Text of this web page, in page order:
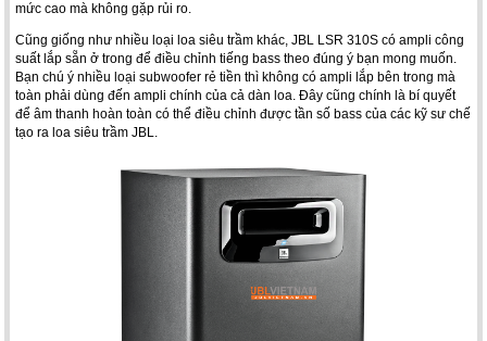
mức cao mà không gặp rủi ro.
Cũng giống như nhiều loại loa siêu trầm khác, JBL LSR 310S có ampli công
suất lắp sẵn ở trong để điều chỉnh tiếng bass theo đúng ý bạn mong muốn.
Bạn chú ý nhiều loại subwoofer rẻ tiền thì không có ampli lắp bên trong mà
toàn phải dùng đến ampli chính của cả dàn loa. Đây cũng chính là bí quyết
để âm thanh hoàn toàn có thể điều chỉnh được tần số bass của các kỹ sư chế
tạo ra loa siêu trầm JBL.